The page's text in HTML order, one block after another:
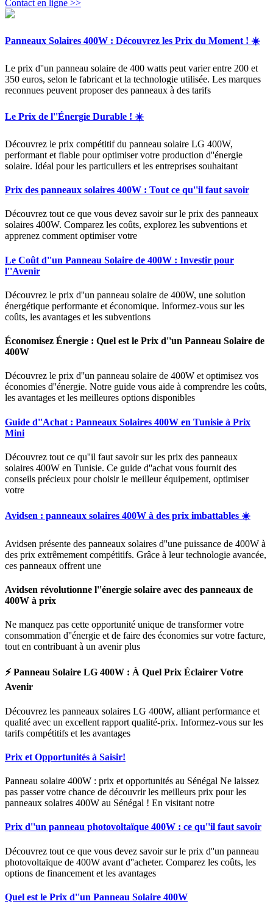
Contact en ligne >>
Panneaux Solaires 400W : Découvrez les Prix du Moment ! ☀️
Le prix d''un panneau solaire de 400 watts peut varier entre 200 et
350 euros, selon le fabricant et la technologie utilisée. Les marques
reconnues peuvent proposer des panneaux à des tarifs
Le Prix de l''Énergie Durable ! ☀️
Découvrez le prix compétitif du panneau solaire LG 400W,
performant et fiable pour optimiser votre production d''énergie
solaire. Idéal pour les particuliers et les entreprises souhaitant
Prix des panneaux solaires 400W : Tout ce qu''il faut savoir
Découvrez tout ce que vous devez savoir sur le prix des panneaux
solaires 400W. Comparez les coûts, explorez les subventions et
apprenez comment optimiser votre
Le Coût d''un Panneau Solaire de 400W : Investir pour
l''Avenir
Découvrez le prix d''un panneau solaire de 400W, une solution
énergétique performante et économique. Informez-vous sur les
coûts, les avantages et les subventions
Économisez Énergie : Quel est le Prix d''un Panneau Solaire de
400W
Découvrez le prix d''un panneau solaire de 400W et optimisez vos
économies d''énergie. Notre guide vous aide à comprendre les coûts,
les avantages et les meilleures options disponibles
Guide d''Achat : Panneaux Solaires 400W en Tunisie à Prix
Mini
Découvrez tout ce qu''il faut savoir sur les prix des panneaux
solaires 400W en Tunisie. Ce guide d''achat vous fournit des
conseils précieux pour choisir le meilleur équipement, optimiser
votre
Avidsen : panneaux solaires 400W à des prix imbattables ☀️
Avidsen présente des panneaux solaires d''une puissance de 400W à
des prix extrêmement compétitifs. Grâce à leur technologie avancée,
ces panneaux offrent une
Avidsen révolutionne l''énergie solaire avec des panneaux de
400W à prix
Ne manquez pas cette opportunité unique de transformer votre
consommation d''énergie et de faire des économies sur votre facture,
tout en contribuant à un avenir plus
⚡ Panneau Solaire LG 400W : À Quel Prix Éclairer Votre
Avenir
Découvrez les panneaux solaires LG 400W, alliant performance et
qualité avec un excellent rapport qualité-prix. Informez-vous sur les
tarifs compétitifs et les avantages
Prix et Opportunités à Saisir!
Panneau solaire 400W : prix et opportunités au Sénégal Ne laissez
pas passer votre chance de découvrir les meilleurs prix pour les
panneaux solaires 400W au Sénégal ! En visitant notre
Prix d''un panneau photovoltaïque 400W : ce qu''il faut savoir
Découvrez tout ce que vous devez savoir sur le prix d''un panneau
photovoltaïque de 400W avant d''acheter. Comparez les coûts, les
options de financement et les avantages
Quel est le Prix d''un Panneau Solaire 400W